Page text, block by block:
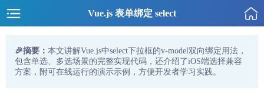
Vue.js 表单绑定 select
🎉摘要： 本文讲解Vue.js中select下拉框的v-model双向绑定用法，
包含单选、多选场景的完整实现代码，还介绍了iOS端选择兼容
方案，附可在线运行的演示示例，方便开发者学习实践。